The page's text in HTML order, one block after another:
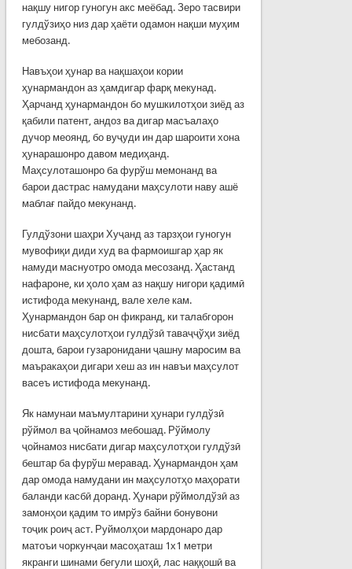
нақшу нигор гуногун акс меёбад. Зеро тасвири
гулдўзиҳо низ дар ҳаёти одамон нақши муҳим
мебозанд.
Навъҳои ҳунар ва нақшаҳои кории
ҳунармандон аз ҳамдигар фарқ мекунад.
Ҳарчанд ҳунармандон бо мушкилотҳои зиёд аз
қабили патент, андоз ва дигар масъалаҳо
дучор меоянд, бо вуҷуди ин дар шароити хона
ҳунарашонро давом медиҳанд.
Маҳсулоташонро ба фурўш мемонанд ва
барои дастрас намудани маҳсулоти наву ашё
маблағ пайдо мекунанд.
Гулдўзони шаҳри Хуҷанд аз тарзҳои гуногун
мувофиқи диди худ ва фармоишгар ҳар як
намуди маснуотро омода месозанд. Ҳастанд
нафароне, ки ҳоло ҳам аз нақшу нигори қадимӣ
истифода мекунанд, вале хеле кам.
Ҳунармандон бар он фикранд, ки талабгорон
нисбати маҳсулотҳои гулдўзӣ таваҷҷўҳи зиёд
дошта, барои гузаронидани ҷашну маросим ва
маъракаҳои дигари хеш аз ин навъи маҳсулот
васеъ истифода мекунанд.
Як намунаи маъмултарини ҳунари гулдўзӣ
рўймол ва ҷойнамоз мебошад. Рўймолу
ҷойнамоз нисбати дигар маҳсулотҳои гулдўзӣ
бештар ба фурўш меравад. Ҳунармандон ҳам
дар омода намудани ин маҳсулотҳо маҳорати
баланди касбӣ доранд. Ҳунари рўймолдўзӣ аз
замонҳои қадим то имрўз байни бонувони
тоҷик роиҷ аст. Руймолҳои мардонаро дар
матоъи чоркунҷаи масоҳаташ 1х1 метри
якранги шинами бегули шоҳӣ, лас наққошӣ ва